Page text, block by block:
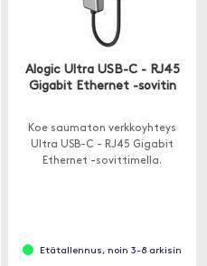
Alogic Ultra USB-C - RJ45
Gigabit Ethernet -sovitin
Koe saumaton verkkoyhteys
Ultra USB-C - RJ45 Gigabit
Ethernet -sovittimella.
Etätallennus, noin 3-8 arkisin